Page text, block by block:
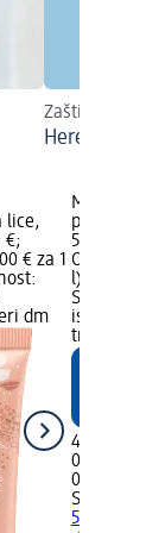
Zaštitite kožu
Here comes
lice,
€;
€ za 1
dm
Marka:
proizvoda:
50+, 100
Osnovna
l); dm
Status
isporuku,
trgovinu
4,25 €
0,1 l (42,50
SUNDANCE
50+, 100 ml